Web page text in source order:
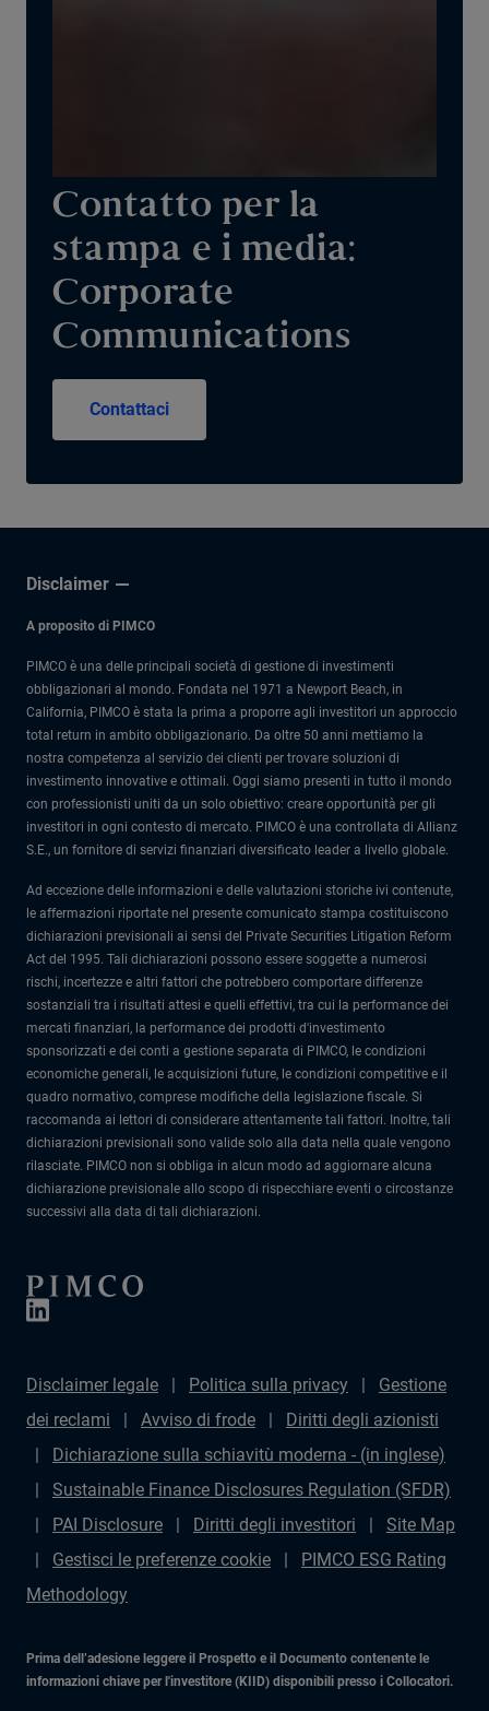
Contatto per la
stampa e i media:
Corporate
Communications
Contattaci
Disclaimer
A proposito di PIMCO
PIMCO è una delle principali società di gestione di investimenti
obbligazionari al mondo. Fondata nel 1971 a Newport Beach, in
California, PIMCO è stata la prima a proporre agli investitori un approccio
total return in ambito obbligazionario. Da oltre 50 anni mettiamo la
nostra competenza al servizio dei clienti per trovare soluzioni di
investimento innovative e ottimali. Oggi siamo presenti in tutto il mondo
con professionisti uniti da un solo obiettivo: creare opportunità per gli
investitori in ogni contesto di mercato. PIMCO è una controllata di Allianz
S.E., un fornitore di servizi finanziari diversificato leader a livello globale.
Ad eccezione delle informazioni e delle valutazioni storiche ivi contenute,
le affermazioni riportate nel presente comunicato stampa costituiscono
dichiarazioni previsionali ai sensi del Private Securities Litigation Reform
Act del 1995. Tali dichiarazioni possono essere soggette a numerosi
rischi, incertezze e altri fattori che potrebbero comportare differenze
sostanziali tra i risultati attesi e quelli effettivi, tra cui la performance dei
mercati finanziari, la performance dei prodotti d'investimento
sponsorizzati e dei conti a gestione separata di PIMCO, le condizioni
economiche generali, le acquisizioni future, le condizioni competitive e il
quadro normativo, comprese modifiche della legislazione fiscale. Si
raccomanda ai lettori di considerare attentamente tali fattori. Inoltre, tali
dichiarazioni previsionali sono valide solo alla data nella quale vengono
rilasciate. PIMCO non si obbliga in alcun modo ad aggiornare alcuna
dichiarazione previsionale allo scopo di rispecchiare eventi o circostanze
successivi alla data di tali dichiarazioni.
Disclaimer legale Politica sulla privacy
Gestione
dei reclami
Avviso di frode
Diritti degli azionisti
Dichiarazione sulla schiavitù moderna - (in inglese)
Sustainable Finance Disclosures Regulation (SFDR)
PAI Disclosure
Diritti degli investitori
Site Map
Gestisci le preferenze cookie
PIMCO ESG Rating
Methodology
Prima dell’adesione leggere il Prospetto e il Documento contenente le
informazioni chiave per l'investitore (KIID) disponibili presso i Collocatori.